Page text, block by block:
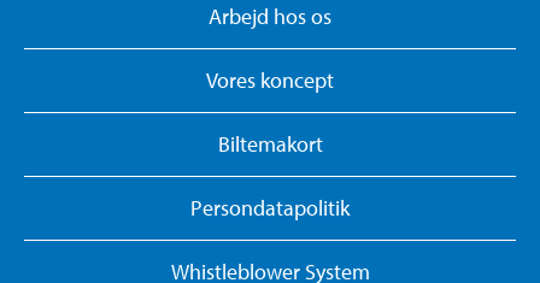
Arbejd hos os
Vores koncept
Biltemakort
Persondatapolitik
Whistleblower System